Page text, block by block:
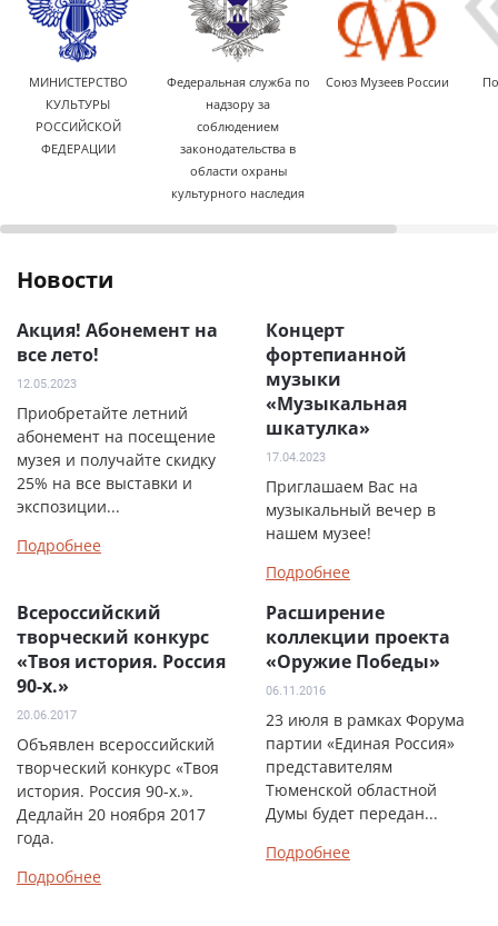
МИНИСТЕРСТВО
КУЛЬТУРЫ
РОССИЙСКОЙ
ФЕДЕРАЦИИ
Федеральная служба по
надзору за
соблюдением
законодательства в
области охраны
культурного наследия
Союз Музеев России
Новости
Акция! Абонемент на
все лето!
12.05.2023
Приобретайте летний
абонемент на посещение
музея и получайте скидку
25% на все выставки и
экспозиции...
Подробнее
Концерт
фортепианной
музыки
«Музыкальная
шкатулка»
17.04.2023
Приглашаем Вас на
музыкальный вечер в
нашем музее!
Подробнее
Всероссийский
творческий конкурс
«Твоя история. Россия
90-х.»
20.06.2017
Объявлен всероссийский
творческий конкурс «Твоя
история. Россия 90-х.».
Дедлайн 20 ноября 2017
года.
Подробнее
Расширение
коллекции проекта
«Оружие Победы»
06.11.2016
23 июля в рамках Форума
партии «Единая Россия»
представителям
Тюменской областной
Думы будет передан...
Подробнее